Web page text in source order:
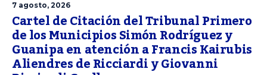
7 agosto, 2026
Cartel de Citación del Tribunal Primero
de los Municipios Simón Rodríguez y
Guanipa en atención a Francis Kairubis
Aliendres de Ricciardi y Giovanni